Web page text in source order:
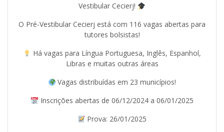
Vestibular Cecierj!
O Pré-Vestibular Cecierj está com 116 vagas abertas para
tutores bolsistas!
Há vagas para Língua Portuguesa, Inglês, Espanhol,
Libras e muitas outras áreas
Vagas distribuídas em 23 municípios!
Inscrições abertas de 06/12/2024 a 06/01/2025
Prova: 26/01/2025